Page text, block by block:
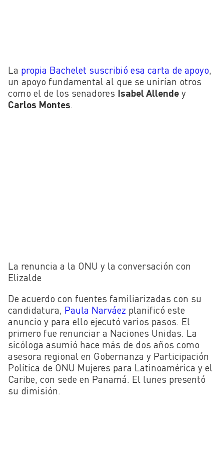
La propia Bachelet suscribió esa carta de apoyo,
un apoyo fundamental al que se unirían otros
como el de los senadores Isabel Allende y
Carlos Montes.
La renuncia a la ONU y la conversación con
Elizalde
De acuerdo con fuentes familiarizadas con su
candidatura, Paula Narváez planificó este
anuncio y para ello ejecutó varios pasos. El
primero fue renunciar a Naciones Unidas. La
sicóloga asumió hace más de dos años como
asesora regional en Gobernanza y Participación
Política de ONU Mujeres para Latinoamérica y el
Caribe, con sede en Panamá. El lunes presentó
su dimisión.